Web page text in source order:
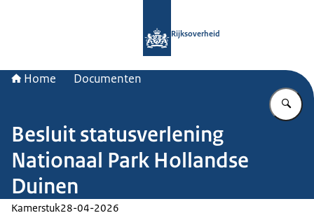
Rijksoverheid
Home Documenten
Besluit statusverlening
Nationaal Park Hollandse
Duinen
Kamerstuk28-04-2026